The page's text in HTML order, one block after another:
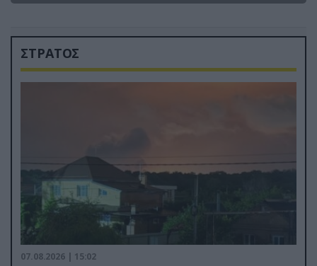
ΣΤΡΑΤΟΣ
07.08.2026 | 15:02